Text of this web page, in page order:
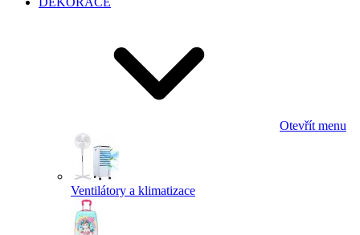
Otevřít menu
Ventilátory a klimatizace